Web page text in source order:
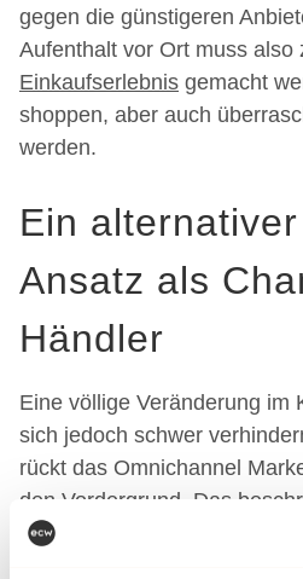
gegen die günstigeren
Aufenthalt vor Ort muss also
Einkaufserlebnis gemacht
shoppen, aber auch
werden.
Ein
Ansatz als
Händler
Eine völlige Veränderung im
sich jedoch schwer
rückt das Omnichannel
den Vordergrund. Das
Vertriebsansatz, bei dem